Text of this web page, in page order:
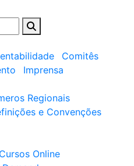
Comitês
Imprensa
Regionais
e Convenções
Cursos Online